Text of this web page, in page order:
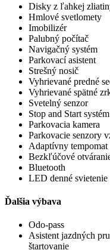
Disky z ľahkej
Hmlové svetlomety
Imobilizér
Palubný počítač
Navigačný systém
Parkovací asistent
Strešný nosič
Vyhrievané predné
Vyhrievané spätné
Svetelný senzor
Stop and Start systém
Parkovacia kamera
Parkovacie senzory
Adaptívny tempomat
Bezkľúčové
Bluetooth
LED denné svietenie
Ďalšia výbava
Odo-pass
Asistent jazdných
štartovanie